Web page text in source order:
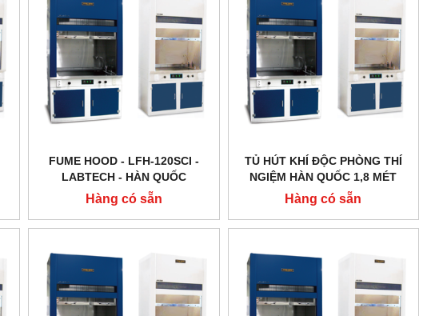
FUME HOOD - LFH-120SCI -
LABTECH - HÀN QUỐC
Hàng có sẵn
TỦ HÚT KHÍ ĐỘC PHÒNG THÍ
NGIỆM HÀN QUỐC 1,8 MÉT
Hàng có sẵn